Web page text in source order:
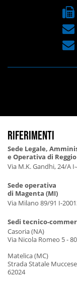
Riferimenti
Sede Legale,
e Operativa di
Via M.K. Gandhi, 24/A
Sede operativa
di Magenta (MI)
Via Milano 89/91 I-
Sedi tecnico-
Casoria (NA)
Via Nicola Romeo 5 -
Matelica (MC)
Strada Statale
62024